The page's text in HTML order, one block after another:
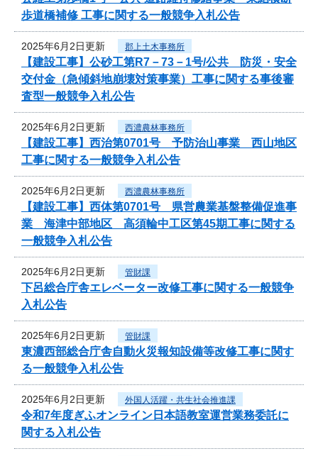
歩道橋補修 工事に関する一般競争入札公告
2025年6月2日更新 郡上土木事務所
【建設工事】公砂工第R7－73－1号/公共 防災・安全
交付金（急傾斜地崩壊対策事業）工事に関する事後審
査型一般競争入札公告
2025年6月2日更新 西濃農林事務所
【建設工事】西治第0701号 予防治山事業 西山地区
工事に関する一般競争入札公告
2025年6月2日更新 西濃農林事務所
【建設工事】西体第0701号 県営農業基盤整備促進事
業 海津中部地区 高須輪中工区第45期工事に関する
一般競争入札公告
2025年6月2日更新 管財課
下呂総合庁舎エレベーター改修工事に関する一般競争
入札公告
2025年6月2日更新 管財課
東濃西部総合庁舎自動火災報知設備等改修工事に関す
る一般競争入札公告
2025年6月2日更新 外国人活躍・共生社会推進課
令和7年度ぎふオンライン日本語教室運営業務委託に
関する入札公告